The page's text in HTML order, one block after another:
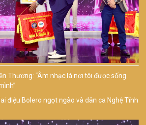
Thương: “Âm nhạc là nơi tôi được sống
điệu Bolero ngọt ngào và dân ca Nghệ Tĩnh